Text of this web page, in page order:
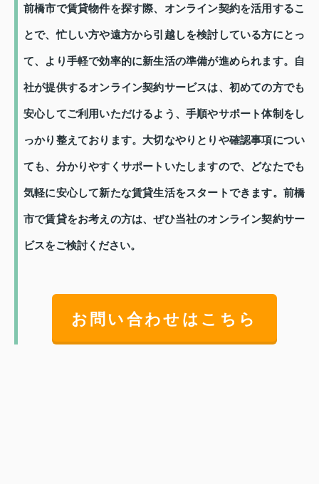
前橋市で賃貸物件を探す際、オンライン契約を活用するこ
とで、忙しい方や遠方から引越しを検討している方にとっ
て、より手軽で効率的に新生活の準備が進められます。自
社が提供するオンライン契約サービスは、初めての方でも
安心してご利用いただけるよう、手順やサポート体制をし
っかり整えております。大切なやりとりや確認事項につい
ても、分かりやすくサポートいたしますので、どなたでも
気軽に安心して新たな賃貸生活をスタートできます。前橋
市で賃貸をお考えの方は、ぜひ当社のオンライン契約サー
ビスをご検討ください。
お問い合わせはこちら